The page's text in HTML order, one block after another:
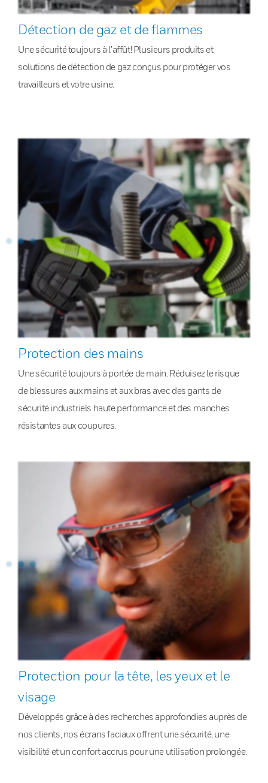
Détection de gaz et de flammes
Une sécurité toujours à l’affût! Plusieurs produits et
solutions de détection de gaz conçus pour protéger vos
travailleurs et votre usine.
Protection des mains
Une sécurité toujours à portée de main. Réduisez le risque
de blessures aux mains et aux bras avec des gants de
sécurité industriels haute performance et des manches
résistantes aux coupures.
Protection pour la tête, les yeux et le
visage
Développés grâce à des recherches approfondies auprès de
nos clients, nos écrans faciaux offrent une sécurité, une
visibilité et un confort accrus pour une utilisation prolongée.